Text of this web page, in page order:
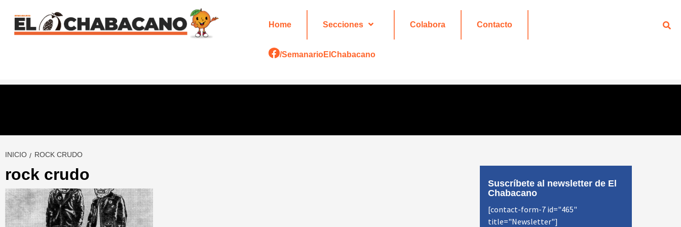
contenido
Home Secciones Colabora Contacto
/SemanarioElChabacano
INICIO ROCK CRUDO
rock crudo
Suscríbete al newsletter de El
Chabacano
[contact-form-7 id="465"
title="Newsletter"]